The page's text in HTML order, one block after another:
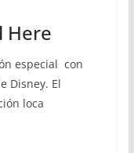
Here
especial con
Disney. El
loca